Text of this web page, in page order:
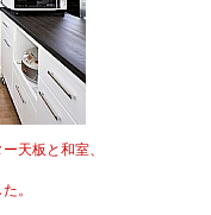
天板と和室、
。